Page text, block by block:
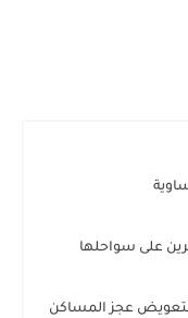
على سواحلها
لتعويض عجز المساكن